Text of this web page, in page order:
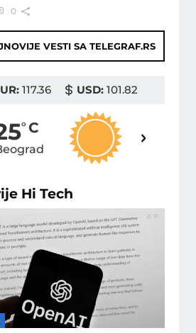
0
VESTI SA TELEGRAF.RS
117.36 USD: 101.82
o C
Hi Tech